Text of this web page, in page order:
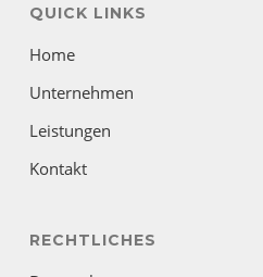
QUICK LINKS
Home
Unternehmen
Leistungen
Kontakt
RECHTLICHES